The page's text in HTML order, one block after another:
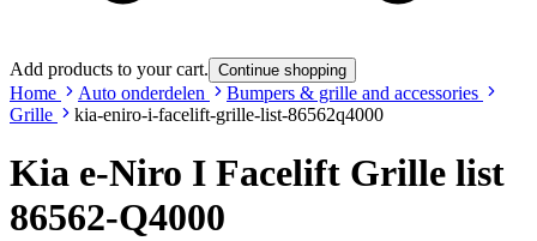
Add products to your cart. Continue shopping
Home Auto onderdelen
Bumpers & grille and accessories
Grille
kia-eniro-i-facelift-grille-list-86562q4000
Kia e-Niro I Facelift Grille list
86562-Q4000